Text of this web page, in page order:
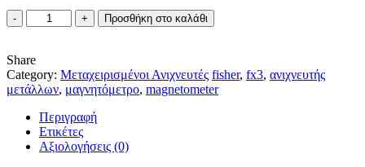
FISHER
FX
ΜΕΤΑΧΕΙΡΙΣΜΕΝΟ
ΜΑΓΝΗΤΟΜΕΤΡΟ
ποσότητα
Προσθήκη στο καλάθι
Share
Category: Μεταχειρισμένοι Ανιχνευτές fisher, fx3, ανιχνευτής
μετάλλων, μαγνητόμετρο, magnetometer
Περιγραφή
Ετικέτες
Αξιολογήσεις (0)